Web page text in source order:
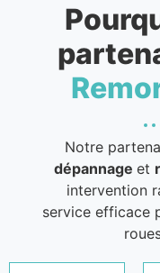
Notre
dépannageet
intervention
service efficace